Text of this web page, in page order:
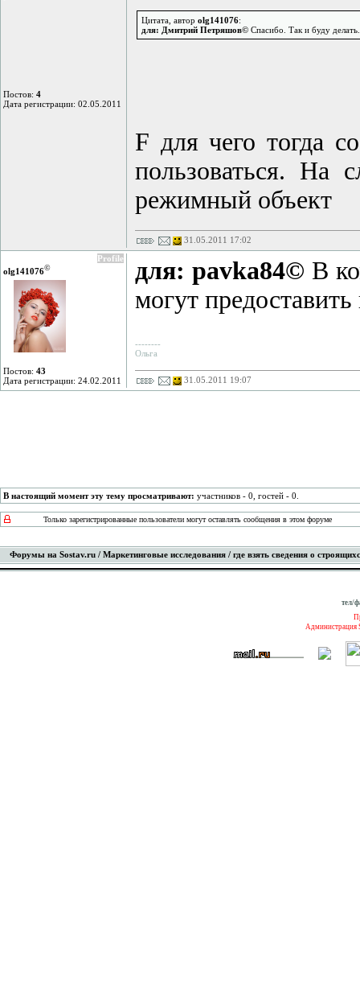
Постов: 4
Дата регистрации: 02.05.2011
Цитата, автор olg141076:
для: Дмитрий Петряшов© Спасибо. Так и буду
F для чего тогда
пользоваться. На
режимный объект
31.05.2011 17:02
Profile
olg141076©
Постов: 43
Дата регистрации: 24.02.2011
для: pavka84© В
могут
--------
Ольга
31.05.2011 19:07
В настоящий момент эту тему просматривают: участников - 0, гостей - 0.
Только зарегистрированные пользователи могут оставлять сообщения в этом форуме
Форумы на Sostav.ru / Маркетинговые исследования / где взять сведения о
тел/
Администрация